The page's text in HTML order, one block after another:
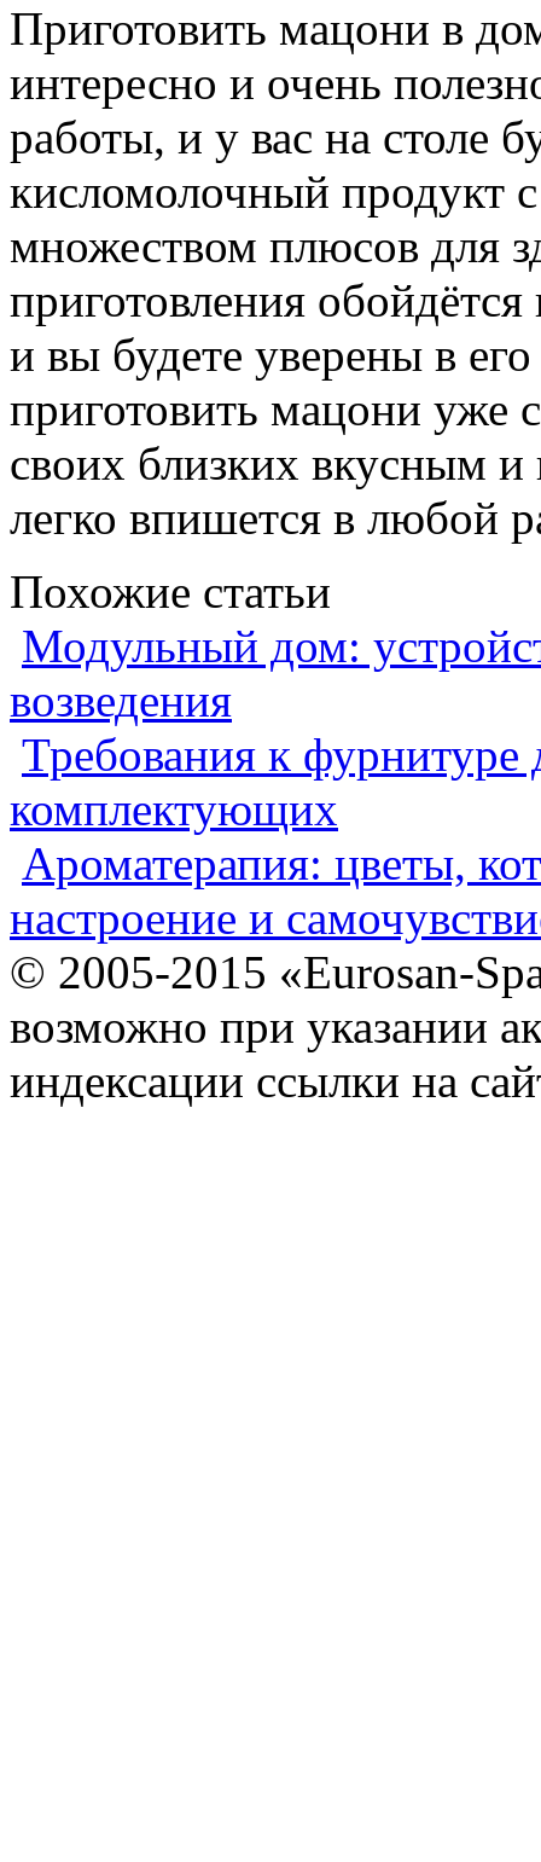
Приготовить мацони в
интересно и очень
работы, и у вас на столе
кисломолочный продукт
множеством плюсов для
приготовления
и вы будете уверены в
приготовить мацони уже
своих близких вкусным
легко впишется в любой
Похожие статьи
Модульный дом:
возведения
Требования к фурнитуре
комплектующих
Ароматерапия: цветы,
настроение и
© 2005-2015 «Eurosan-
возможно при указании
индексации ссылки на